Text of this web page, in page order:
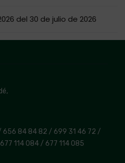
del 30 de julio de 2026
656 84 84 82 / 699 31 46 72 /
114 084 / 677 114 085